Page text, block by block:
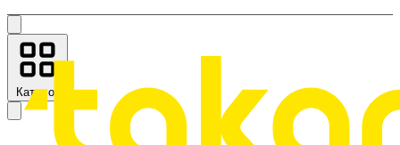
Каталог